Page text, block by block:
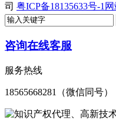
司 粤ICP备18135633号-1
咨询在线客服
服务热线
18565668281（微信同号）